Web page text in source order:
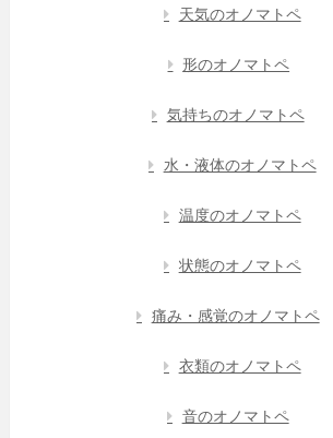
天気のオノマトペ
形のオノマトペ
気持ちのオノマトペ
水・液体のオノマトペ
温度のオノマトペ
状態のオノマトペ
痛み・感覚のオノマトペ
衣類のオノマトペ
音のオノマトペ